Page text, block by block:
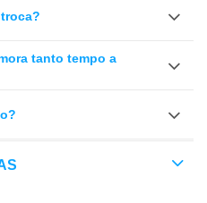
tanto tempo a